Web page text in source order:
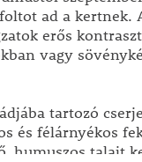
ad a kertnek.
erős
vagy
tartozó
és félárnyékos
humuszos talajt